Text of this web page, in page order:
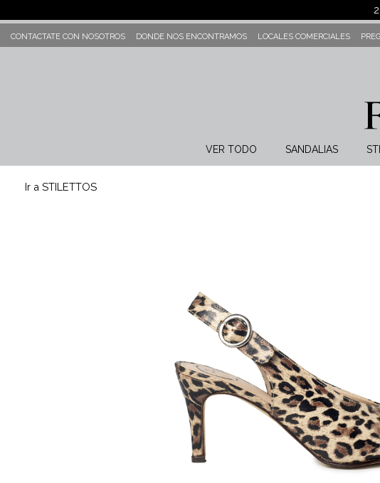
CONTACTATE CON NOSOTROS DONDE NOS ENCONTRAMOS LOCALES COMERCIALES
VER TODO SANDALIAS
Ir a STILETTOS